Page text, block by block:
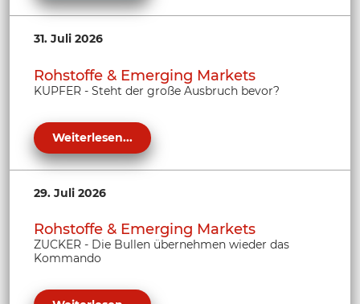
31. Juli 2026
Rohstoffe & Emerging Markets
KUPFER - Steht der große Ausbruch bevor?
Weiterlesen...
29. Juli 2026
Rohstoffe & Emerging Markets
ZUCKER - Die Bullen übernehmen wieder das
Kommando